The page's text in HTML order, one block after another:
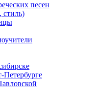
песен
стиль)
Петербурге